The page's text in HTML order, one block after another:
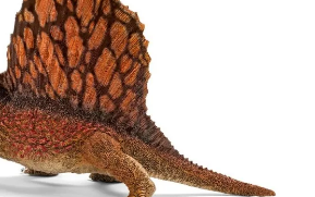
150₽
менее 50 символов) о товаре
с обязательным
и даты заказа в нашем магазине
скидку 150₽